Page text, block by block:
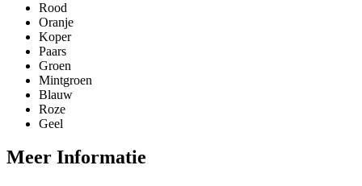
Rood
Oranje
Koper
Paars
Groen
Mintgroen
Blauw
Roze
Geel
Meer Informatie